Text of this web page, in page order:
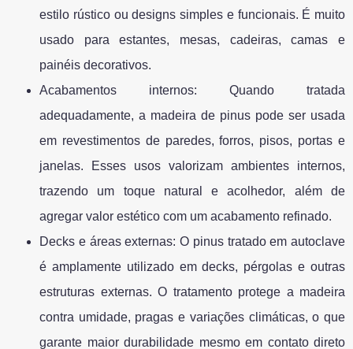
estilo rústico ou designs simples e funcionais. É muito
usado para estantes, mesas, cadeiras, camas e
painéis decorativos.
Acabamentos internos: Quando tratada
adequadamente, a madeira de pinus pode ser usada
em revestimentos de paredes, forros, pisos, portas e
janelas. Esses usos valorizam ambientes internos,
trazendo um toque natural e acolhedor, além de
agregar valor estético com um acabamento refinado.
Decks e áreas externas: O pinus tratado em autoclave
é amplamente utilizado em decks, pérgolas e outras
estruturas externas. O tratamento protege a madeira
contra umidade, pragas e variações climáticas, o que
garante maior durabilidade mesmo em contato direto